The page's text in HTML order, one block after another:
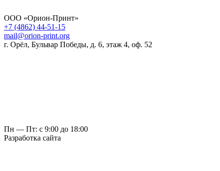
ООО «Орион-Принт»
+7 (4862) 44-51-15
mail@orion-print.org
г. Орёл, Бульвар Победы, д. 6, этаж 4, оф. 52
Пн — Пт: с 9:00 до 18:00
Разработка сайта